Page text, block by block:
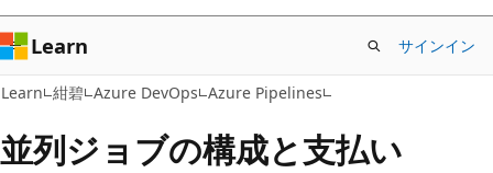
キ
ッ
プ
Learn サインイン
Learn 紺碧 Azure DevOps Azure Pipelines
並列ジョブの構成と支払い